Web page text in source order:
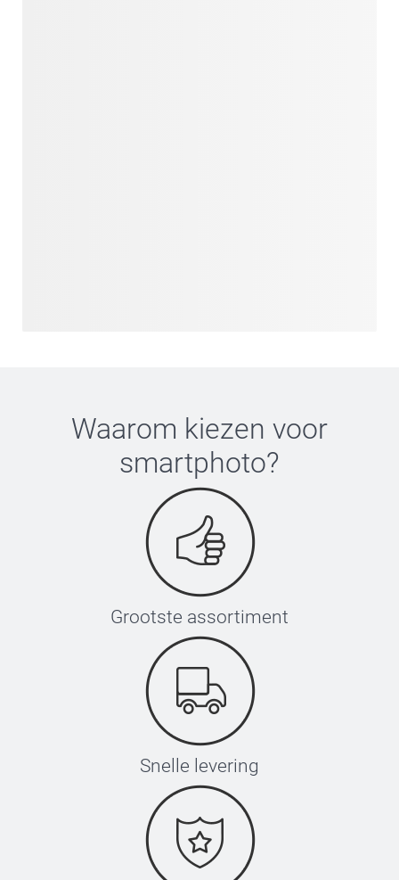
Waarom kiezen voor
smartphoto?
Grootste assortiment
Snelle levering